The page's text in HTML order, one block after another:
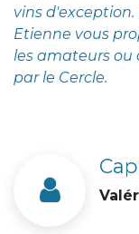
vins
Etienne vous
les amateurs ou
par le Cercle.